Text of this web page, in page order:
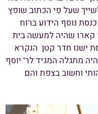
אלשייך שעל פי הכתוב שופץ
נוסף הידוע ברוח
קארו שהיה למעשה בית
ישנו חדר קטן הנקרא
מתגלה המגיד לר' יוסף
וחשוב בצפת והם